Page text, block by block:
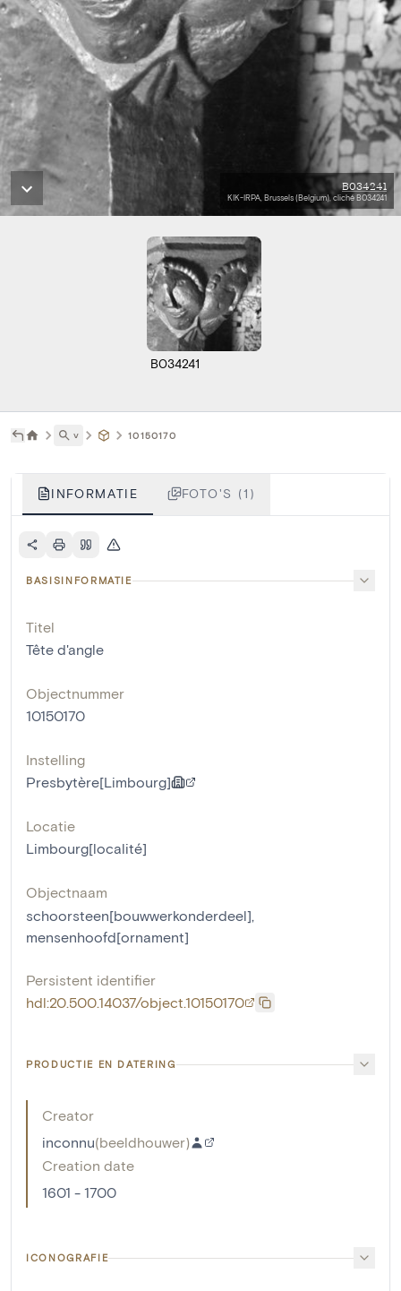
B034241
KIK-IRPA, Brussels (Belgium), cliché B034241
B034241
˅ 10150170
INFORMATIE FOTO'S (1)
BASISINFORMATIE
Titel
Tête d'angle
Objectnummer
10150170
Instelling
Presbytère[Limbourg]
Locatie
Limbourg[localité]
Objectnaam
schoorsteen[bouwwerkonderdeel],
mensenhoofd[ornament]
Persistent identifier
hdl:20.500.14037/object.10150170
PRODUCTIE EN DATERING
Creator
inconnu(beeldhouwer)
Creation date
1601 - 1700
ICONOGRAFIE